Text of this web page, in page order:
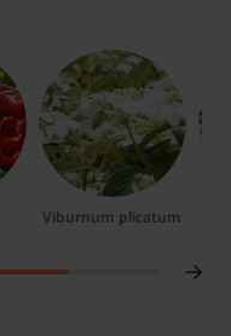
Viburnum plicatum